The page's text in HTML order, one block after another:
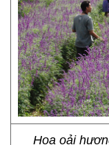
Hoa oải